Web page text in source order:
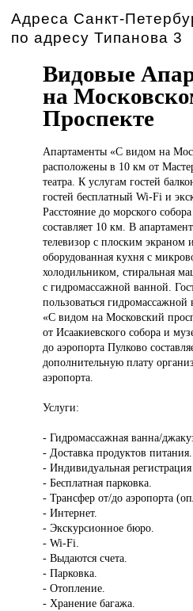
Адреса Санкт-
по адресу Типанова 3
Видовые
на
Проспекте
Апартаменты «Свидом на
расположены в 10 км от
театра. К услугам гостей
гостей бесплатный Wi-Fi и
Расстояние до морского
составляет 10 км. В
телевизор с плоским экраном
оборудованная кухня с
холодильником, стиральная
с гидромассажной ванной.
пользоваться
«С видом на Московский
от Исаакиевского собора и
до аэропорта Пулково
дополнительную плату
аэропорта.
Услуги:
- Гидромассажная ванна/
- Доставка продуктов питания.
- Индивидуальная регистрация
- Бесплатная парковка.
- Трансфер от/до аэропорта
- Интернет.
- Экскурсионное бюро.
- Wi-Fi.
- Выдаются счета.
- Парковка.
- Отопление.
- Хранение багажа.